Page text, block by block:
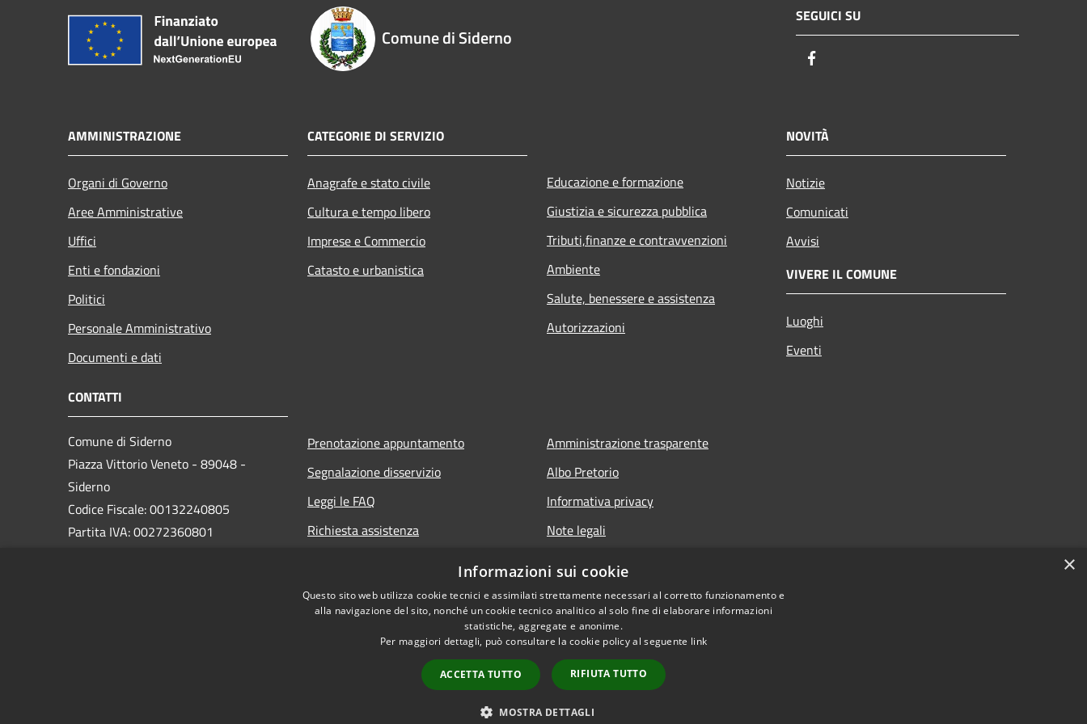
Comune di Siderno
SEGUICI SU
AMMINISTRAZIONE
Organi di Governo
Aree Amministrative
Uffici
Enti e fondazioni
Politici
Personale Amministrativo
Documenti e dati
CATEGORIE DI SERVIZIO
Anagrafe e stato civile
Cultura e tempo libero
Imprese e Commercio
Catasto e urbanistica
Educazione e formazione
Giustizia e sicurezza pubblica
Tributi,finanze e contravvenzioni
Ambiente
Salute, benessere e assistenza
Autorizzazioni
NOVITÀ
Notizie
Comunicati
Avvisi
VIVERE IL COMUNE
Luoghi
Eventi
CONTATTI
Comune di Siderno
Piazza Vittorio Veneto - 89048 -
Siderno
Codice Fiscale: 00132240805
Partita IVA: 00272360801
Prenotazione appuntamento
Segnalazione disservizio
Leggi le FAQ
Richiesta assistenza
Amministrazione trasparente
Albo Pretorio
Informativa privacy
Note legali
Copyright © 2026 • Comune di Siderno • Powered by
×
Informazioni sui cookie
Questo sito web utilizza cookie tecnici e assimilati strettamente necessari al corretto funzionamento e
alla navigazione del sito, nonché un cookie tecnico analitico al solo fine di elaborare informazioni
statistiche, aggregate e anonime.
Per maggiori dettagli, può consultare la cookie policy al seguente link
ACCETTA TUTTO RIFIUTA TUTTO
MOSTRA DETTAGLI